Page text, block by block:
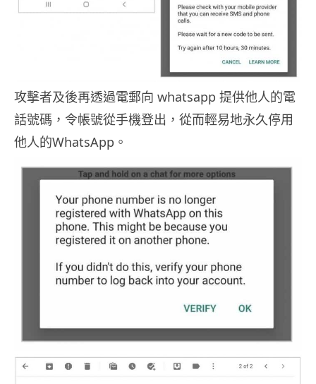
攻擊者及後再透過電郵向 whatsapp 提供他人的電
話號碼，令帳號從手機登出，從而輕易地永久停用
他人的WhatsApp。